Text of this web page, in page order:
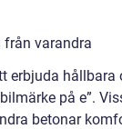
från varandra
erbjuda hållbara
på e”.
betonar